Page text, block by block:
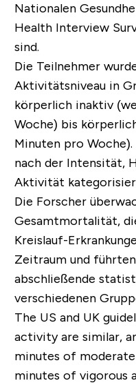
Nationalen
Health Interview
sind.
Die Teilnehmer
Aktivitätsniveau in
körperlich inaktiv
Woche) bis
Minuten pro
nach der Intensität,
Aktivität
Die Forscher
Gesamtmortalität,
Kreislauf-
Zeitraum und
abschließende
verschiedenen
The US and UK
activity are similar,
minutes of
minutes of vigorous